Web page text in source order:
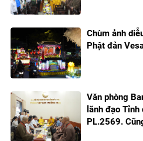
Chùm ảnh
Phật đản
Văn phòng
lãnh đạo
PL.2569.